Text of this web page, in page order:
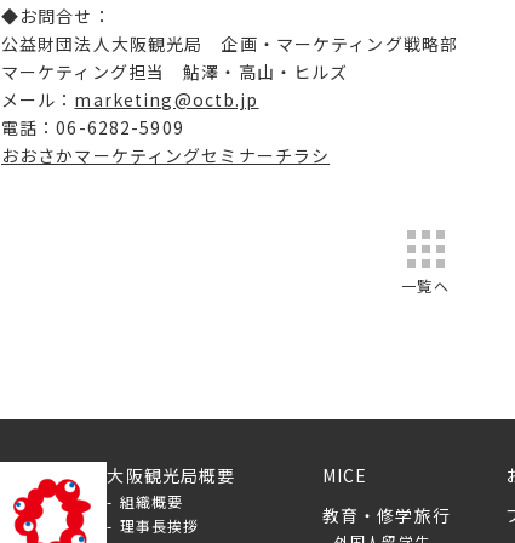
◆お問合せ：
公益財団法人大阪観光局企画・マーケティング戦略部
マーケティング担当 鮎澤・高山・ヒルズ
メール： marketing@octb.jp
電話：06-6282-5909
おおさかマーケティングセミナーチラシ
一覧へ
大阪観光局概要
組織概要
理事長挨拶
MICE
教育・修学旅行